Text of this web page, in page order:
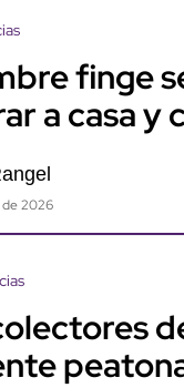
finge
a casa y
de 2026